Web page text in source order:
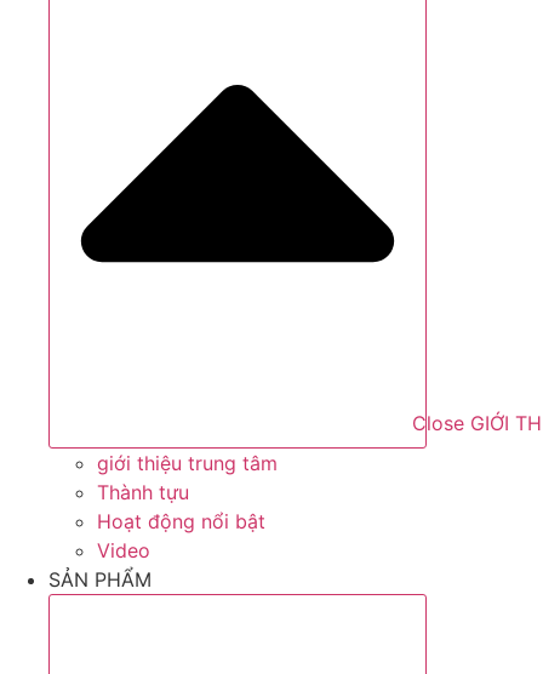
Close GIỚI
giới thiệu trung tâm
Thành tựu
Hoạt động nổi bật
Video
SẢN PHẨM